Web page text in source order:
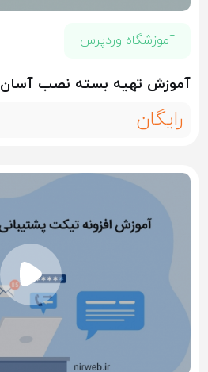
آموزشگاه وردپرس
آموزش تهیه بسته نصب آسان
رایگان